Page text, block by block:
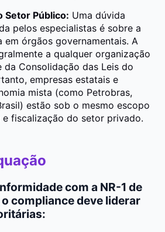
Setor Público: Uma dúvida
pelos especialistas é sobre a
em órgãos governamentais. A
a qualquer organização
Consolidação das Leis do
empresas estatais e
mista (como Petrobras,
estão sob o mesmo escopo
fiscalização do setor privado.
com a NR-1 de
compliance deve liderar